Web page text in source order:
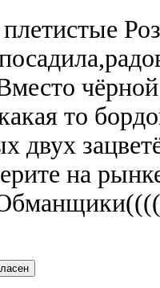
плетистые
то
двух
на